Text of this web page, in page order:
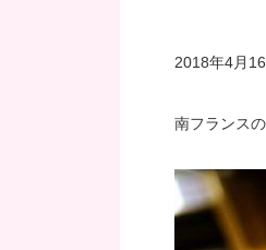
2018年4月
南フランス